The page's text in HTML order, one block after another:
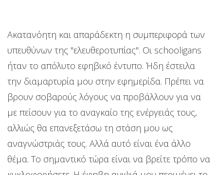
Ακατανόητη και απαράδεκτη η συμπεριφορά των
υπευθύνων της "ελευθεροτυπίας". Οι schooligans
ήταν το απόλυτο εφηβικό έντυπο. Ήδη έστειλα
την διαμαρτυρία μου στην εφημερίδα. Πρέπει να
βρουν σοβαρούς λόγους να προβάλλουν για να
με πείσουν για το αναγκαίο της ενέργειάς τους,
αλλιώς θα επανεξετάσω τη στάση μου ως
αναγνώστριάς τους. Αλλά αυτό είναι ένα άλλο
θέμα. Το σημαντικό τώρα είναι να βρείτε τρόπο να